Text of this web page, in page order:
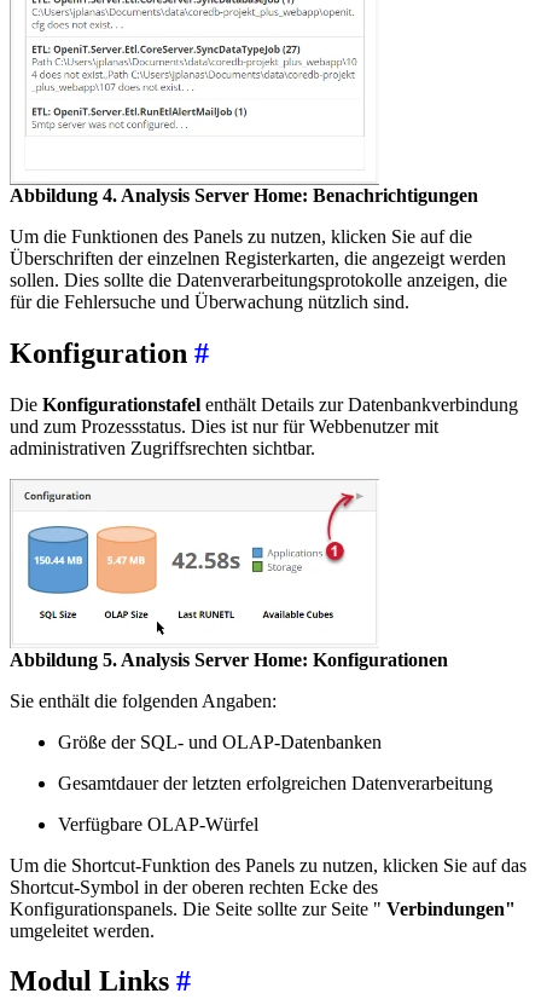
Abbildung 4. Analysis Server Home: Benachrichtigungen
Um die Funktionen des Panels zu nutzen, klicken Sie auf die
Überschriften der einzelnen Registerkarten, die angezeigt werden
sollen. Dies sollte die Datenverarbeitungsprotokolle anzeigen, die
für die Fehlersuche und Überwachung nützlich sind.
Konfiguration #
Die Konfigurationstafel enthält Details zur Datenbankverbindung
und zum Prozessstatus. Dies ist nur für Webbenutzer mit
administrativen Zugriffsrechten sichtbar.
Abbildung 5. Analysis Server Home: Konfigurationen
Sie enthält die folgenden Angaben:
Größe der SQL- und OLAP-Datenbanken
Gesamtdauer der letzten erfolgreichen Datenverarbeitung
Verfügbare OLAP-Würfel
Um die Shortcut-Funktion des Panels zu nutzen, klicken Sie auf das
Shortcut-Symbol in der oberen rechten Ecke des
Konfigurationspanels. Die Seite sollte zur Seite " Verbindungen"
umgeleitet werden.
Modul Links #